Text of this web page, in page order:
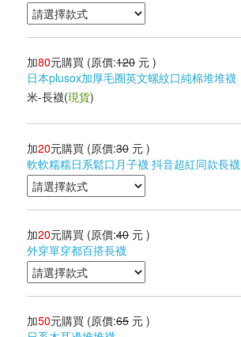
加80元購買 (原價:120 元 )
日本plusox加厚毛圈英文螺紋口純棉堆堆襪
米-長襪(現貨)
加20元購買 (原價:30 元 )
軟軟糯糯日系鬆口月子襪 抖音超紅同款長襪
加20元購買 (原價:40 元 )
外穿單穿都百搭長襪
加50元購買 (原價:65 元 )